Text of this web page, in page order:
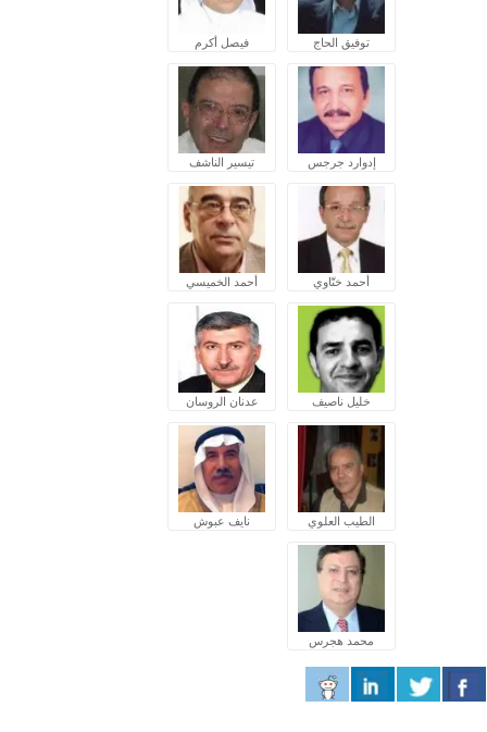
توفيق الحاج فيصل أكرم
إدوارد جرجس تيسير الناشف
أحمد ختّاوي أحمد الخميسي
خليل ناصيف عدنان الروسان
الطيب العلوي نايف عبوش
محمد هجرس